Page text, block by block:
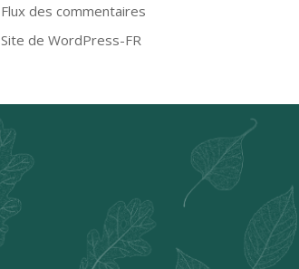
Flux des commentaires
Site de WordPress-FR